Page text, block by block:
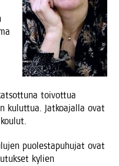
toi­vot­tua
kulut­tua. Jat­koa­jal­la ovat
puo­les­ta­pu­hu­jat ovat
kylien